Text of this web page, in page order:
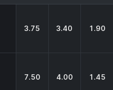
3.75 3.40 1.90
7.50 4.00 1.45